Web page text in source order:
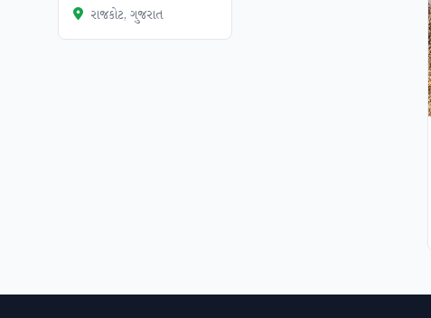
રાજકોટ, ગુજરાત